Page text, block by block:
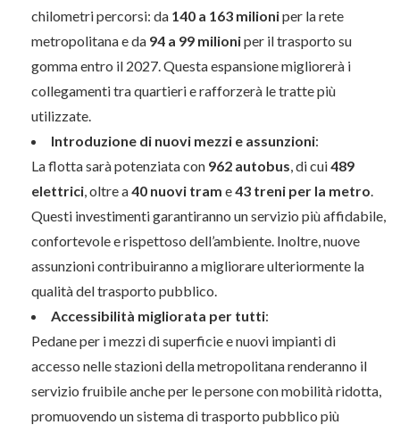
chilometri percorsi: da 140 a 163 milioniper la rete
metropolitana e da 94 a 99 milioniper il trasporto su
gomma entro il 2027. Questa espansione migliorerà i
collegamenti tra quartieri e rafforzerà le tratte più
utilizzate.
Introduzione di nuovi mezzi e assunzioni:
La flotta sarà potenziata con 962 autobus , di cui489
elettrici , oltre a40 nuovi tram e43 treni per la metro
Questi investimenti garantiranno un servizio più affidabile,
confortevole e rispettoso dell’ambiente. Inoltre, nuove
assunzioni contribuiranno a migliorare ulteriormente la
qualità del trasporto pubblico.
Accessibilità migliorata per tutti:
Pedane per i mezzi di superficie e nuovi impianti di
accesso nelle stazioni della metropolitana renderanno il
servizio fruibile anche per le persone con mobilità ridotta,
promuovendo un sistema di trasporto pubblico più